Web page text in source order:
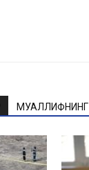
МУАЛЛИФНИНГ